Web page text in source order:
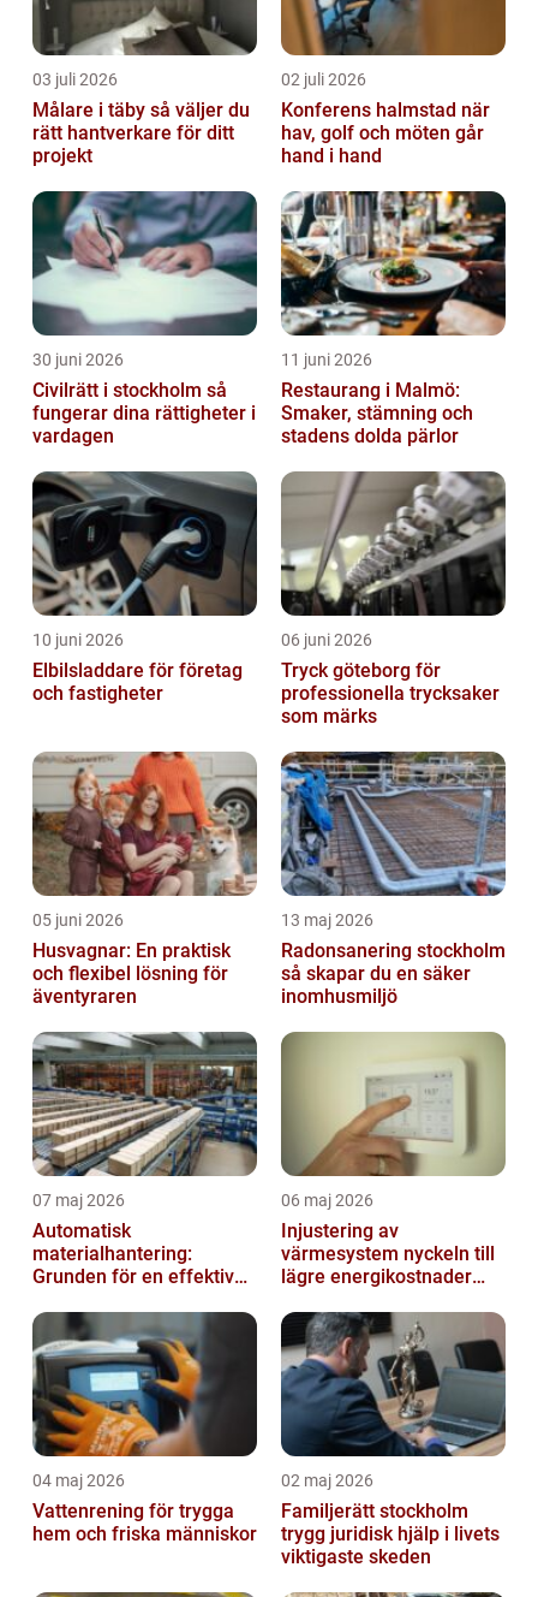
03 juli 2026
Målare i täby så väljer du
rätt hantverkare för ditt
projekt
02 juli 2026
Konferens halmstad när
hav, golf och möten går
hand i hand
30 juni 2026
Civilrätt i stockholm så
fungerar dina rättigheter i
vardagen
11 juni 2026
Restaurang i Malmö:
Smaker, stämning och
stadens dolda pärlor
10 juni 2026
Elbilsladdare för företag
och fastigheter
06 juni 2026
Tryck göteborg för
professionella trycksaker
som märks
05 juni 2026
Husvagnar: En praktisk
och flexibel lösning för
äventyraren
13 maj 2026
Radonsanering stockholm
så skapar du en säker
inomhusmiljö
07 maj 2026
Automatisk
materialhantering:
Grunden för en effektiv
06 maj 2026
Injustering av
värmesystem nyckeln till
lägre energikostnader
inomhusklimat
04 maj 2026
Vattenrening för trygga
hem och friska människor
02 maj 2026
Familjerätt stockholm
trygg juridisk hjälp i livets
viktigaste skeden